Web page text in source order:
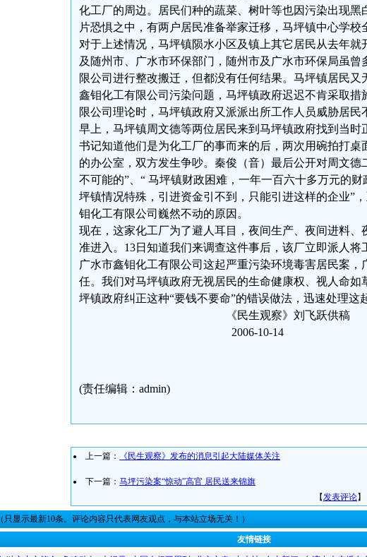
化工厂的周边。居民们种的蔬菜、树叶等也因污染出现
片恐惧之中，有两户居民准备举家迁移，马坪镇中心学校
对于上述情况，马坪镇陨水小区及镇上其它居民从去年
及随州市、广水市环保部门，随州市及广水市环保局虽
限公司进行整改搬迁，但都没有任何结果。马坪镇居民
鑫钼化工有限公司污染问题，马坪镇政府迟迟不肯采取
限公司理论时，马坪镇政府又派派出所工作人员威胁居
早上，马坪镇周文德等两位居民来到马坪镇政府找到当
书记知道他们是为化工厂的事而来的后，两次用碗拍打
的办公室，双方发生争吵。秦俊（音）最后公开对周文
不可能的”、“ 马坪镇财政困难，一年一百六十多万元的
坪镇情况特殊，引进资金引不到，只能引进这样的企业”
钼化工有限公司巍然不动的原因。
现在，这家化工厂为了避人耳目，夜间生产、夜间进料
准进入。13日知道我们来调查这件事后，该厂立即派人将
广水市鑫钼化工有限公司这起严重污染环境毒害居民案
任。我们对马坪镇政府无视居民的生命健康权、视人命如
坪镇政府纠正这种“要钱不要命”的错误做法，迅速处理这
《民生观察》刘飞跃供稿
2006-10-14
(责任编辑：admin)
上一篇：
《民生观察》发布的消息引起大陆媒体关注
下一篇： 马坪污染案“惊动”高官 居民送来锦旗
【发表评论
（只显示最新10条。评论内容只代表网友观点，与本站立场无关！）
友情链接